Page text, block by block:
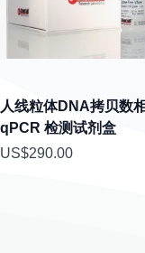
人线粒体DNA拷贝数
qPCR 检测试剂盒
US$290.00